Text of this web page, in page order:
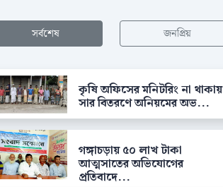
সর্বশেষ জনপ্রিয়
কৃষি অফিসের মনিটরিং না থাকায়
সার বিতরণে অনিয়মের অভ...
গঙ্গাচড়ায় ৫০ লাখ টাকা
আত্মসাতের অভিযোগের
প্রতিবাদে...